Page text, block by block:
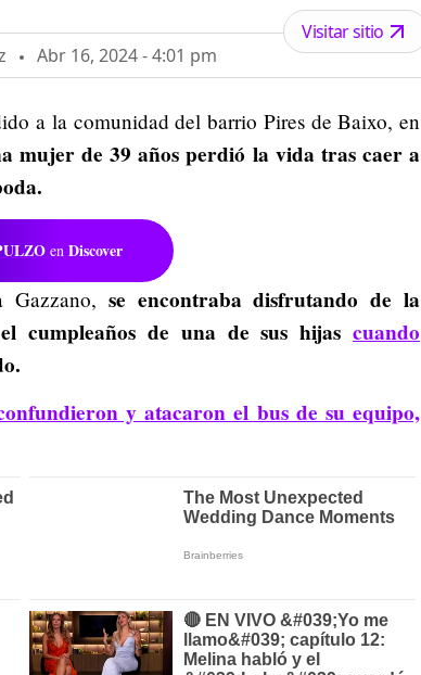
Abr 16, 2024 - 4:01 pm
Visitar sitio
a la comunidad del barrio Pires de Baixo, en
mujer de 39 años perdió la vida tras caer a
en Discover
se encontraba disfrutando de la
cumpleaños de una de sus hijas cuando
y atacaron el bus de su equipo,